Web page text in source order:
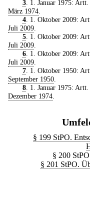
3. 1. Januar 1975:
März 1974
4. 1. Oktober 2009:
Juli 2009
5. 1. Oktober 2009:
Juli 2009
6. 1. Oktober 2009:
Juli 2009
7. 1. Oktober 1950:
September 1950
8. 1. Januar 1975:
Dezember 1974
§ 199 StPO.
§ 200
§ 201 StPO.